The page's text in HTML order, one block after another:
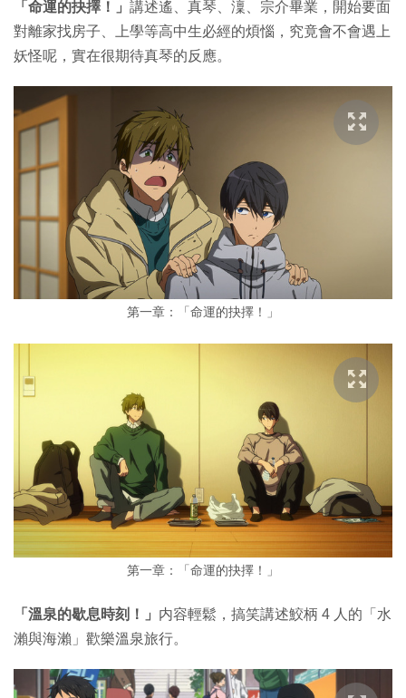
「命運的抉擇！」 講述遙、真琴、澟、宗介畢業，開始要面
對離家找房子、上學等高中生必經的煩惱，究竟會不會遇上
妖怪呢，實在很期待真琴的反應。
第一章：「命運的抉擇！」
第一章：「命運的抉擇！」
「溫泉的歇息時刻！」 内容輕鬆，搞笑講述鮫柄 4 人的「水
瀨與海瀨」歡樂溫泉旅行。